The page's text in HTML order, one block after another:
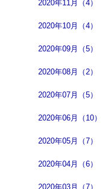
2020年11月（4）
2020年10月（4）
2020年09月（5）
2020年08月（2）
2020年07月（5）
2020年06月（10）
2020年05月（7）
2020年04月（6）
2020年03月（7）